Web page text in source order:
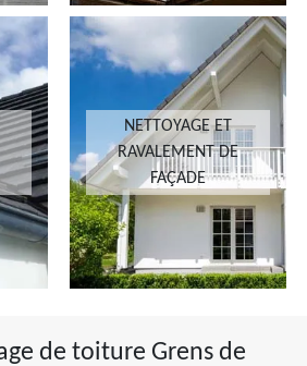
NETTOYAGE ET
RAVALEMENT DE
FAÇADE
de toiture Grens de